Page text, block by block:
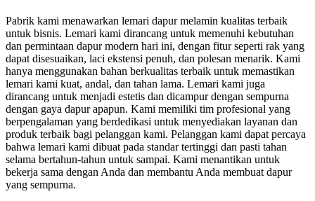
Pabrik kami menawarkan lemari dapur melamin kualitas terbaik
untuk bisnis. Lemari kami dirancang untuk memenuhi kebutuhan
dan permintaan dapur modern hari ini, dengan fitur seperti rak yang
dapat disesuaikan, laci ekstensi penuh, dan polesan menarik. Kami
hanya menggunakan bahan berkualitas terbaik untuk memastikan
lemari kami kuat, andal, dan tahan lama. Lemari kami juga
dirancang untuk menjadi estetis dan dicampur dengan sempurna
dengan gaya dapur apapun. Kami memiliki tim profesional yang
berpengalaman yang berdedikasi untuk menyediakan layanan dan
produk terbaik bagi pelanggan kami. Pelanggan kami dapat percaya
bahwa lemari kami dibuat pada standar tertinggi dan pasti tahan
selama bertahun-tahun untuk sampai. Kami menantikan untuk
bekerja sama dengan Anda dan membantu Anda membuat dapur
yang sempurna.